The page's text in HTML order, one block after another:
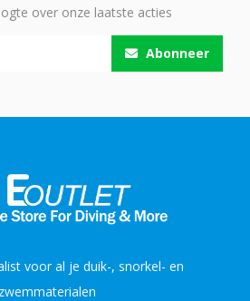
over onze laatste acties
Abonneer
voor al je duik-, snorkel- en
zwemmaterialen